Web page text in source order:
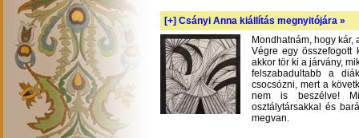
[+] Csányi Anna kiállítás megnyitójára »
Mondhatnám, hogy kár,
Végre egy összefogott
akkor tör ki a járvány,
felszabadultabb a
csocsózni, mert a
nem is beszélve!
osztálytársakkal és
megvan.